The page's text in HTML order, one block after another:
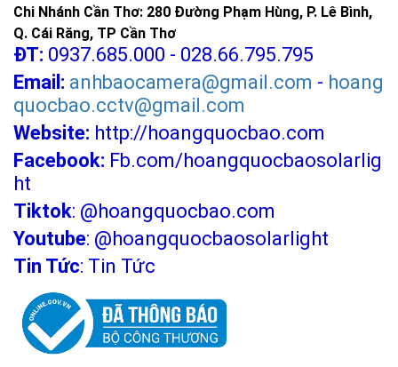
Chi Nhánh Cần Thơ: 280 Đường Phạm Hùng, P. Lê Bình,
Q. Cái Răng, TP Cần Thơ
ĐT: 0937.685.000 - 028.66.795.795
Email: anhbaocamera@gmail.com - hoang
quocbao.cctv@gmail.com
Website: http://hoangquocbao.com
Facebook: Fb.com/hoangquocbaosolarlig
ht
Tiktok: @hoangquocbao.com
Youtube: @hoangquocbaosolarlight
Tin Tức: Tin Tức